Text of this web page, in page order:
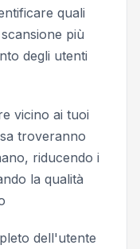
quali
più
degli utenti
vicino ai tuoi
troveranno
riducendo i
la qualità
dell'utente